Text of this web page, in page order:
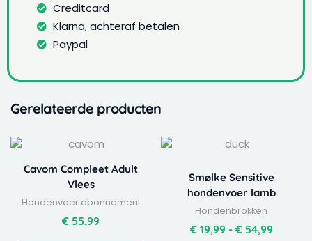
Creditcard
Klarna, achteraf betalen
Paypal
Gerelateerde producten
Cavom Compleet Adult
Vlees
Hondenvoer abonnement
€ 55,99
Smølke Sensitive
hondenvoer lamb
Hondenbrokken
€19,99 - €54,99
tot
€ 54,99
Dit
heeft
meerdere
variaties.
optie